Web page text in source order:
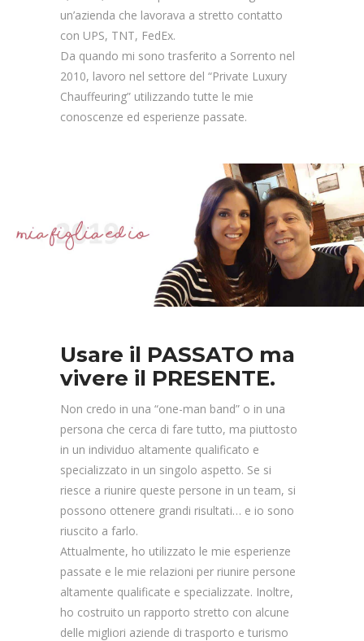
un’azienda che lavorava a stretto contatto
con UPS, TNT, FedEx.
Da quando mi sono trasferito a Sorrento nel
2010, lavoro nel settore del “Private Luxury
Chauffeuring” utilizzando tutte le mie
conoscenze ed esperienze passate.
Usare il PASSATO ma
vivere il PRESENTE.
Non credo in una “one-man band” o in una
persona che cerca di fare tutto, ma piuttosto
in un individuo altamente qualificato e
specializzato in un singolo aspetto. Se si
riesce a riunire queste persone in un team, si
possono ottenere grandi risultati… e io sono
riuscito a farlo.
Attualmente, ho utilizzato le mie esperienze
passate e le mie relazioni per riunire persone
altamente qualificate e specializzate. Inoltre,
ho costruito un rapporto stretto con alcune
delle migliori aziende di trasporto e turismo